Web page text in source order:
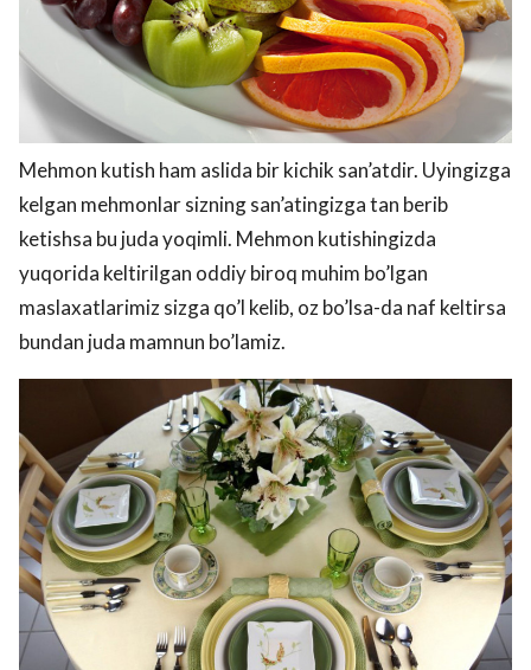
Mehmon kutish ham aslida bir kichik san’atdir. Uyingizga
kelgan mehmonlar sizning san’atingizga tan berib
ketishsa bu juda yoqimli. Mehmon kutishingizda
yuqorida keltirilgan oddiy biroq muhim bo’lgan
maslaxatlarimiz sizga qo’l kelib, oz bo’lsa-da naf keltirsa
bundan juda mamnun bo’lamiz.